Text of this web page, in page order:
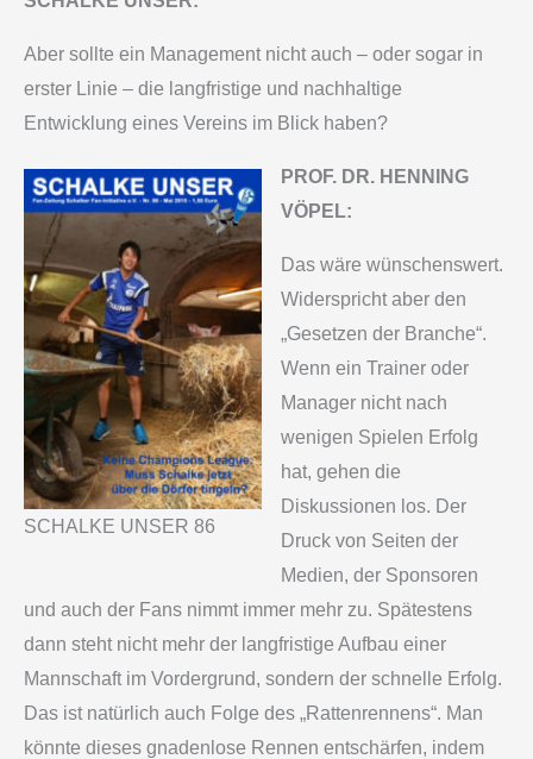
Aber sollte ein Management nicht auch – oder sogar in
erster Linie – die langfristige und nachhaltige
Entwicklung eines Vereins im Blick haben?
SCHALKE UNSER 86
PROF. DR. HENNING
VÖPEL:
Das wäre wünschenswert.
Widerspricht aber den
„Gesetzen der Branche“.
Wenn ein Trainer oder
Manager nicht nach
wenigen Spielen Erfolg
hat, gehen die
Diskussionen los. Der
Druck von Seiten der
Medien, der Sponsoren
und auch der Fans nimmt immer mehr zu. Spätestens
dann steht nicht mehr der langfristige Aufbau einer
Mannschaft im Vordergrund, sondern der schnelle Erfolg.
Das ist natürlich auch Folge des „Rattenrennens“. Man
könnte dieses gnadenlose Rennen entschärfen, indem